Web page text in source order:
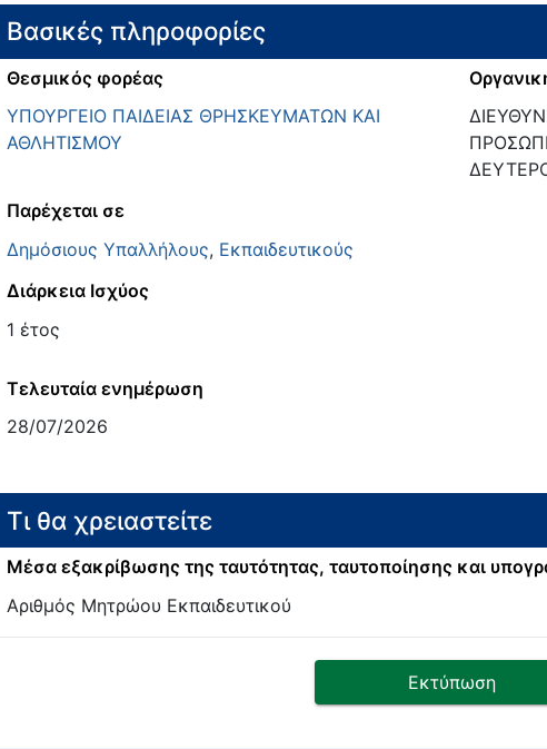
Βασικές πληροφορίες
Θεσμικός φορέας
ΥΠΟΥΡΓΕΙΟ ΠΑΙΔΕΙΑΣ ΘΡΗΣΚΕΥΜΑΤΩΝ ΚΑΙ
ΑΘΛΗΤΙΣΜΟΥ
Παρέχεται σε
Δημόσιους Υπαλλήλους, Εκπαιδευτικούς
Διάρκεια Ισχύος
1 έτος
Τελευταία ενημέρωση
28/07/2026
Τι θα χρειαστείτε
Μέσα εξακρίβωσης της ταυτότητας, ταυτοποίησης και
Αριθμός Μητρώου Εκπαιδευτικού
Εκτύπωση